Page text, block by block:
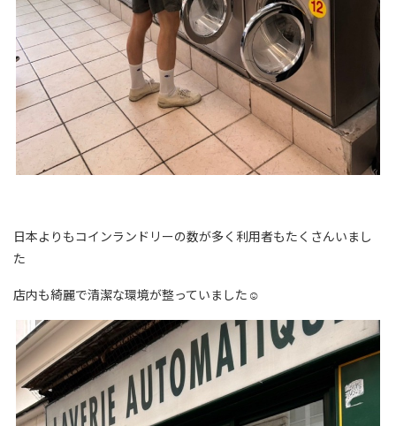
日本よりもコインランドリーの数が多く利用者もたくさんいまし
た
店内も綺麗で清潔な環境が整っていました☺️